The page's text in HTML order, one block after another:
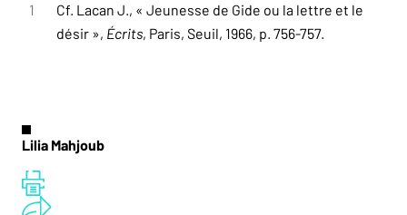
Lilia Mahjoub
1
Cf. Lacan J., « Jeunesse de Gide ou la lettre et le
désir », Écrits, Paris, Seuil, 1966, p. 756-757.